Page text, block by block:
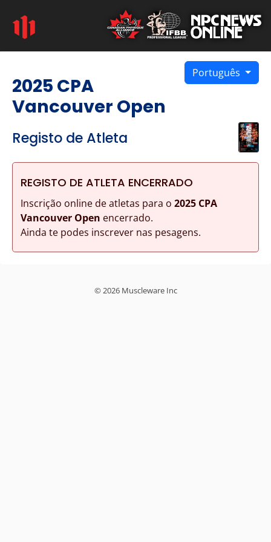
Português
2025 CPA
Vancouver Open
Registo de Atleta
REGISTO DE ATLETA ENCERRADO
Inscrição online de atletas para o 2025 CPA
Vancouver Open encerrado.
Ainda te podes inscrever nas pesagens.
© 2026 Muscleware Inc